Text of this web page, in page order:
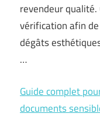
revendeur
vérification afin
dégâts
…
Guide complet
documents